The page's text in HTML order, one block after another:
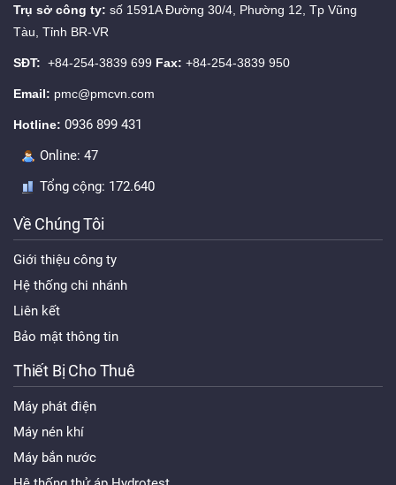
Trụ sở công ty: số 1591A Đường 30/4, Phường 12, Tp Vũng
Tàu, Tỉnh BR-VR
SĐT: +84-254-3839 699 Fax: +84-254-3839 950
Email: pmc@pmcvn.com
Hotline: 0936 899 431
Online: 47
Tổng cộng: 172.640
Về Chúng Tôi
Giới thiệu công ty
Hệ thống chi nhánh
Liên kết
Bảo mật thông tin
Thiết Bị Cho Thuê
Máy phát điện
Máy nén khí
Máy bắn nước